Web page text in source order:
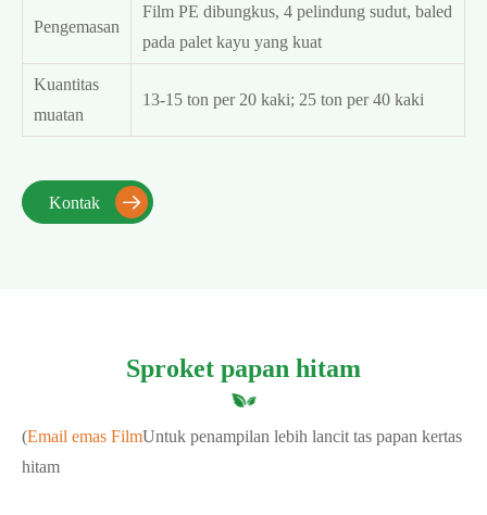
Pengemasan
Film PE dibungkus, 4 pelindung sudut, baled
pada palet kayu yang kuat
Kuantitas
muatan
13-15 ton per 20 kaki; 25 ton per 40 kaki
Kontak 
Sproket papan hitam
(Email emas FilmUntuk penampilan lebih lancit tas papan kertas
hitam